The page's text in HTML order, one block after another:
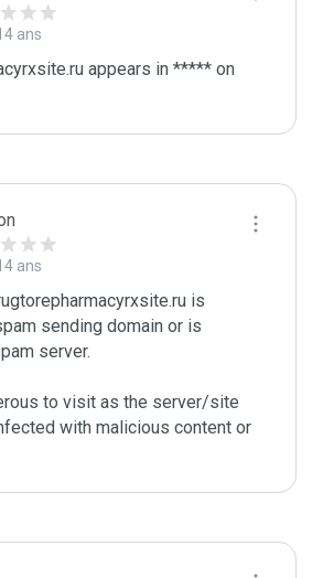
ans
appears in ***** on
ans
is
sending domain or is
server.
to visit as the server/site
with malicious content or